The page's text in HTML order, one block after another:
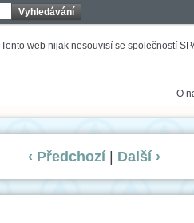
Vyhledávání
Tento web nijak nesouvisí se společností
O
‹ Předchozí Další ›